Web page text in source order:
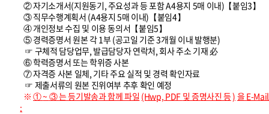
② 자기소개서(지원동기, 주요성과 등 포함 A4용지 5매 이내)【붙임3】
③ 직무수행계획서 (A4용지 5매 이내)【붙임4】
④ 개인정보 수집 및 이용 동의서【붙임5】
⑤ 경력증명서 원본 각 1부 (공고일 기준 3개월 이내 발행분)
☞ 구체적 담당업무, 발급담당자 연락처, 회사 주소 기재 必
⑥ 학력증명서 또는 학위증 사본
⑦ 자격증 사본 일체, 기타 주요 실적 및 경력 확인자료
☞ 제출서류의 원본 진위여부 추후 확인 예정
※①~ ③는 등기발송과 함께 파일 (Hwp, PDF 및 증명사진 등) 을 E-Mail
: